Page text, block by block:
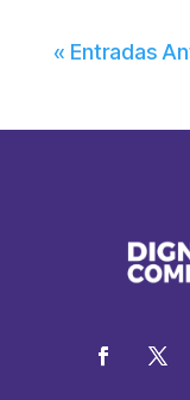
« Entradas